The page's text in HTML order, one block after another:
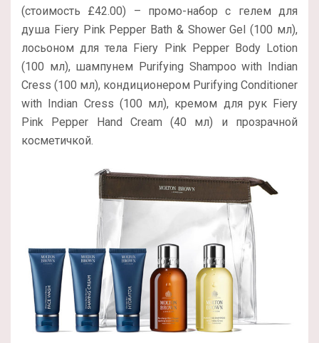
(стоимость £42.00) – промо-набор с гелем для
душа Fiery Pink Pepper Bath & Shower Gel (100 мл),
лосьоном для тела Fiery Pink Pepper Body Lotion
(100 мл), шампунем Purifying Shampoo with Indian
Cress (100 мл), кондиционером Purifying Conditioner
with Indian Cress (100 мл), кремом для рук Fiery
Pink Pepper Hand Cream (40 мл) и прозрачной
косметичкой.